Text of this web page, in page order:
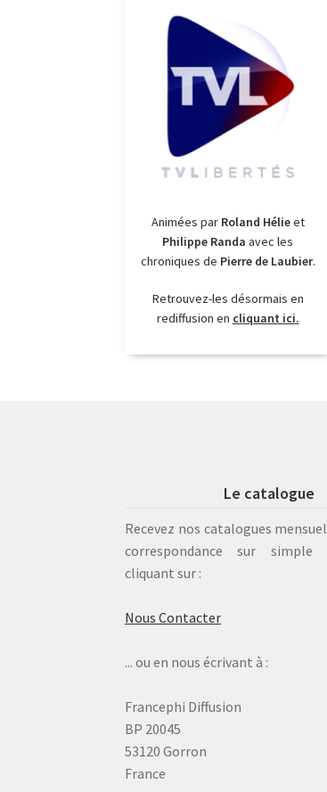
Animées par Roland Hélieet
Philippe Randa avec les
chroniques de Pierre de Laubier.
Retrouvez-les désormais en
rediffusion en cliquant ici.
Le catalogue
Recevez nos catalogues
correspondance sur simple
cliquant sur :
Nous Contacter
... ou en nous écrivant à :
Francephi Diffusion
BP 20045
53120 Gorron
France